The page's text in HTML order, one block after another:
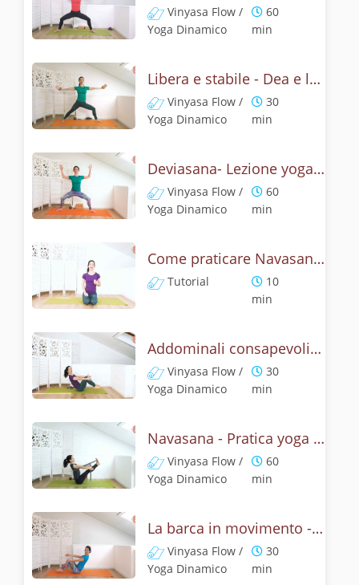
Vinyasa Flow /
Yoga Dinamico
60
min
Libera e stabile - Dea e leone
Vinyasa Flow /
Yoga Dinamico
30
min
Deviasana- Lezione yoga con la mitologia della posizione della Dea
Vinyasa Flow /
Yoga Dinamico
60
min
Come praticare Navasana, la posizione della barca? Tutorial
Tutorial
10
min
Addominali consapevoli con la posizione della barca
Vinyasa Flow /
Yoga Dinamico
30
min
Navasana - Pratica yoga con la tecnica della posizione della barca
Vinyasa Flow /
Yoga Dinamico
60
min
La barca in movimento - Addominali con Navasana
Vinyasa Flow /
Yoga Dinamico
30
min